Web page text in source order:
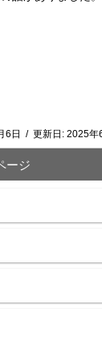
6日 / 更新日: 2025年
ージ